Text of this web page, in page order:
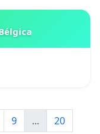
9 ...
20